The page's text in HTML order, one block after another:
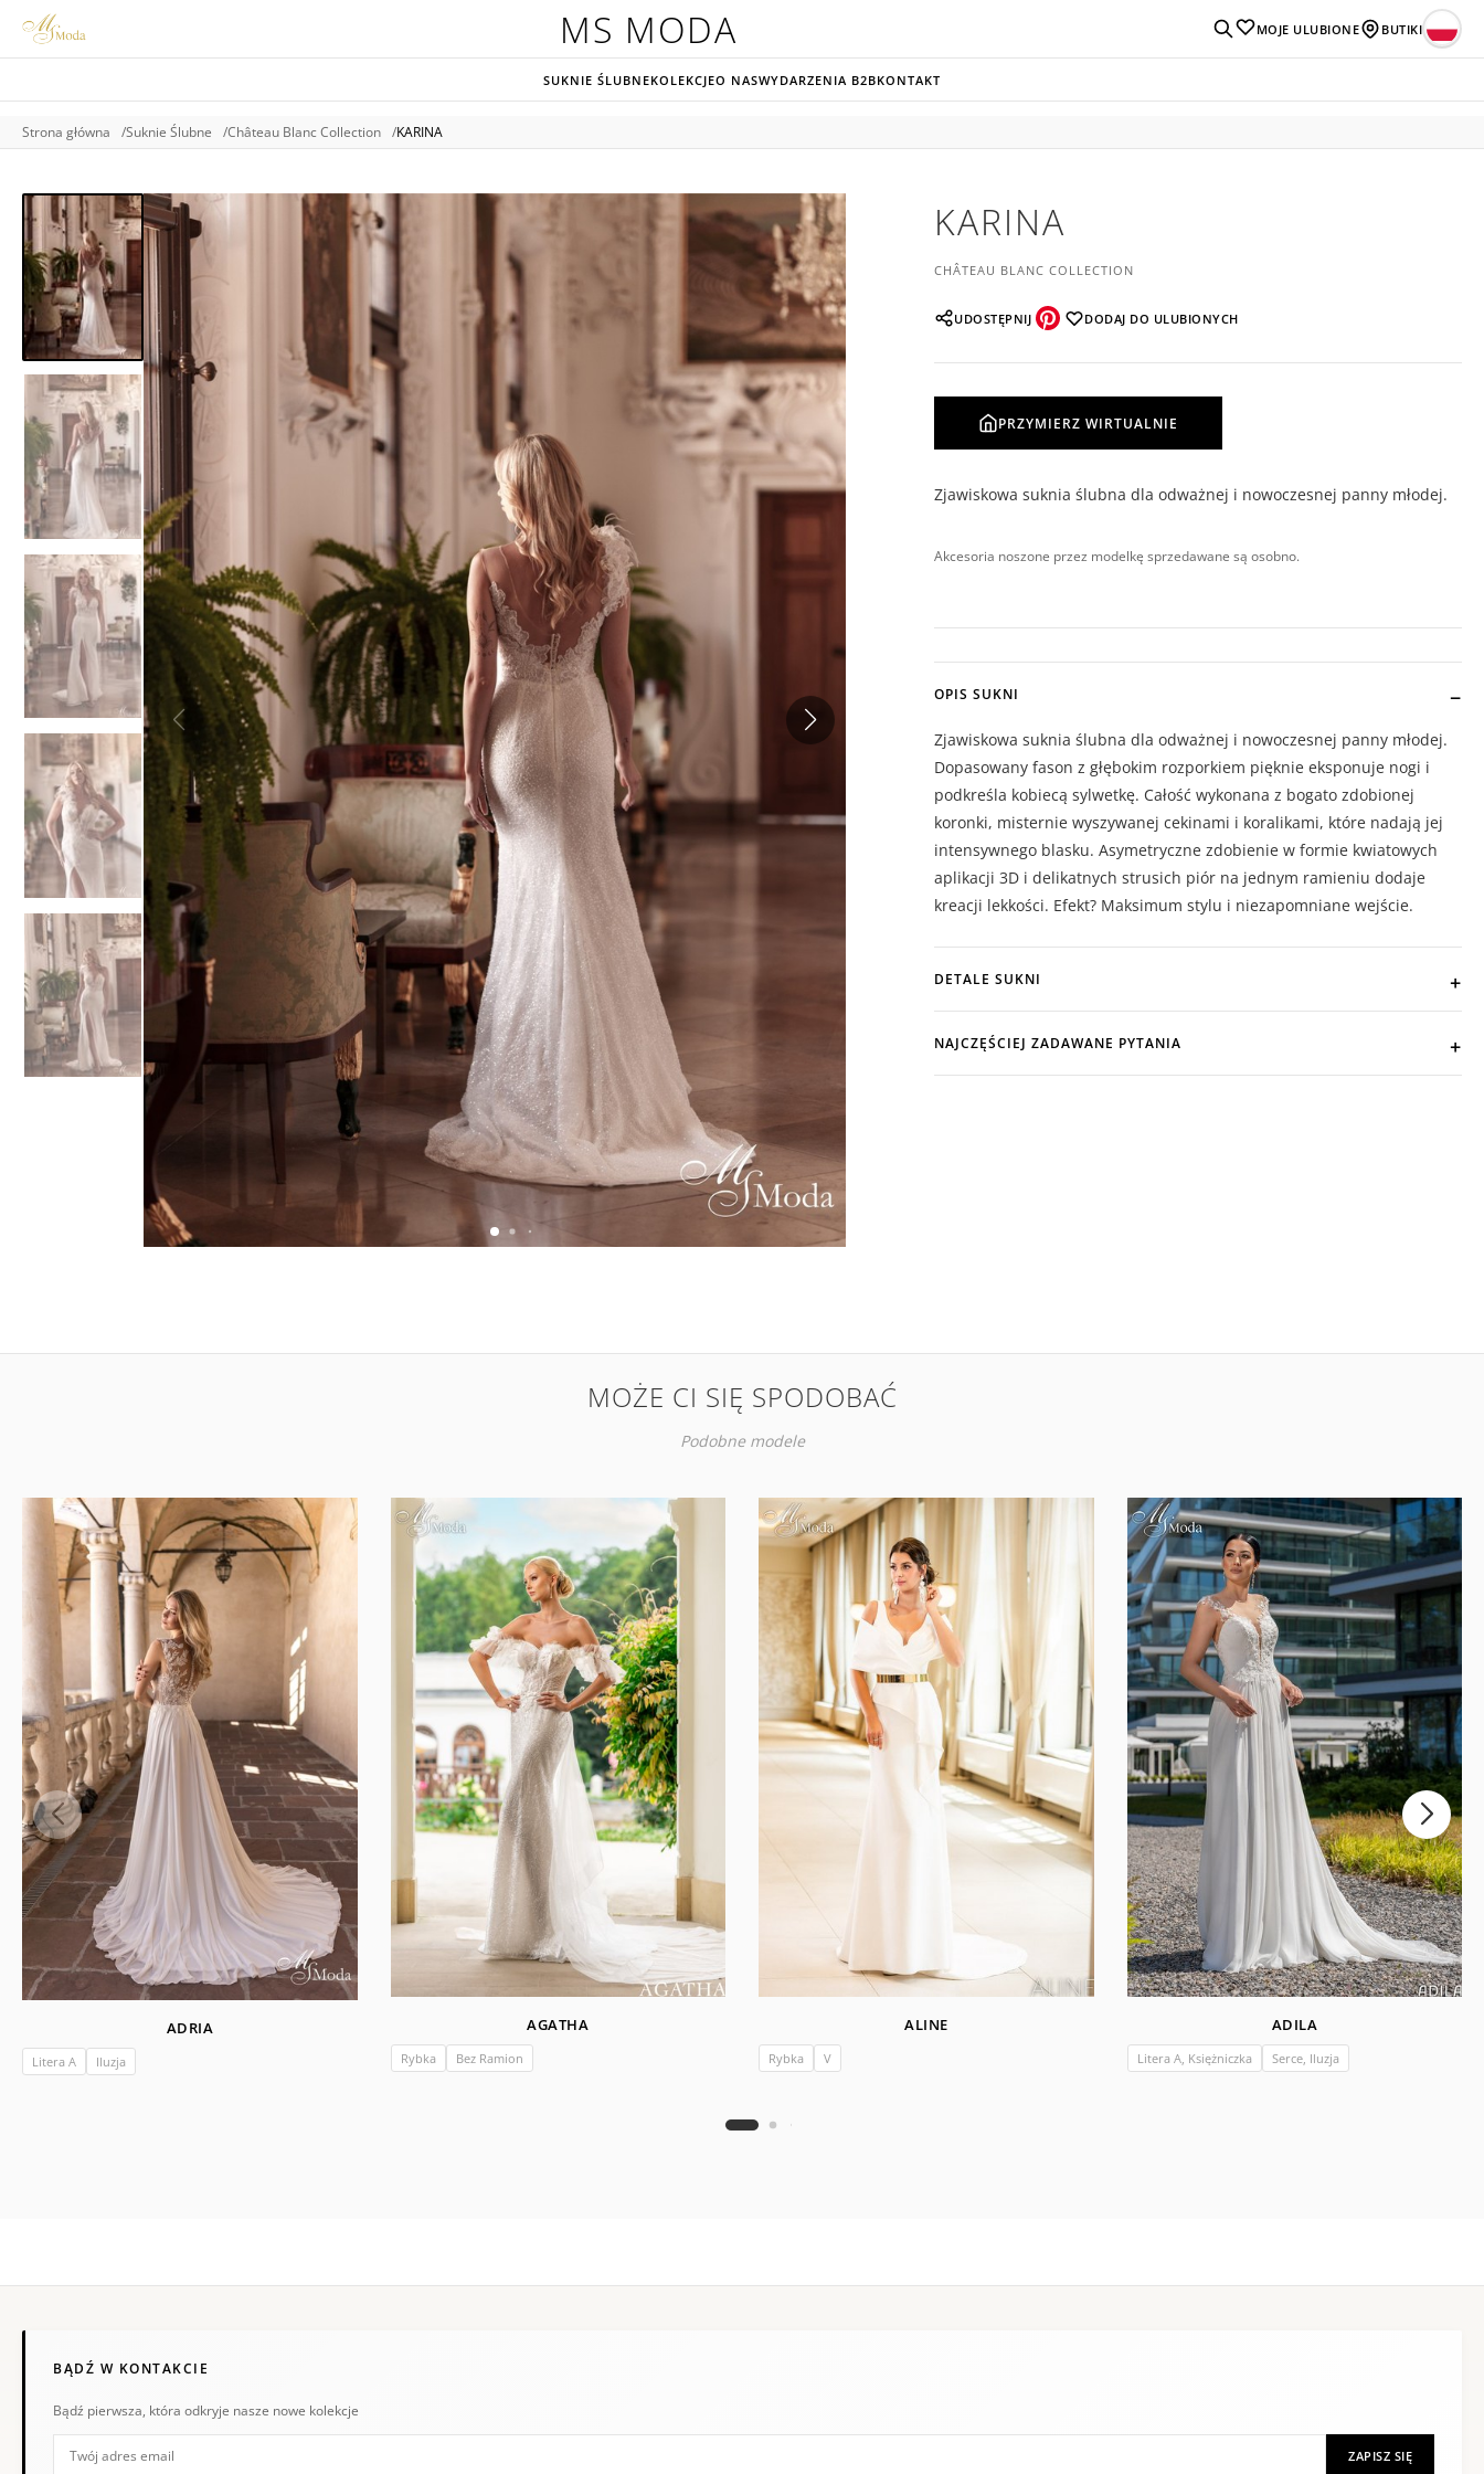
MS MODA MOJE ULUBIONE BUTIKI
SUKNIE ŚLUBNEKOLEKCJEO NASWYDARZENIA B2BKONTAKT
Strona główna Suknie Ślubne Château Blanc Collection KARINA
KARINA
CHÂTEAU BLANC COLLECTION
UDOSTĘPNIJ DODAJ DO ULUBIONYCH
PRZYMIERZ WIRTUALNIE
Zjawiskowa suknia ślubna dla odważnej i nowoczesnej panny młodej.
Akcesoria noszone przez modelkę sprzedawane są osobno.
OPIS SUKNI
Zjawiskowa suknia ślubna dla odważnej i nowoczesnej panny młodej.
Dopasowany fason z głębokim rozporkiem pięknie eksponuje nogi i
podkreśla kobiecą sylwetkę. Całość wykonana z bogato zdobionej
koronki, misternie wyszywanej cekinami i koralikami, które nadają jej
intensywnego blasku. Asymetryczne zdobienie w formie kwiatowych
aplikacji 3D i delikatnych strusich piór na jednym ramieniu dodaje
kreacji lekkości. Efekt? Maksimum stylu i niezapomniane wejście.
DETALE SUKNI
NAJCZĘŚCIEJ ZADAWANE PYTANIA
MOŻE CI SIĘ SPODOBAĆ
Podobne modele
ADRIA
Litera A Iluzja
AGATHA
Rybka Bez Ramion
ALINE
Rybka V
ADILA
Litera A, Księżniczka Serce, Iluzja
BĄDŹ W KONTAKCIE
Bądź pierwsza, która odkryje nasze nowe kolekcje
ZAPISZ SIĘ